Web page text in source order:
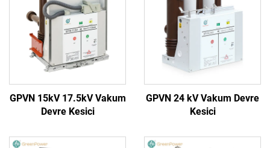
GPVN 15kV 17.5kV Vakum
Devre Kesici
GPVN 24 kV Vakum Devre
Kesici